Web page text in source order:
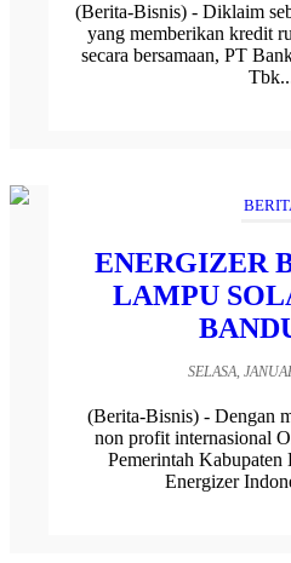
(Berita-Bisnis) - Diklaim
yang memberikan kredit
secara bersamaan, PT
ENERGIZER
LAMPU
SELASA,
(Berita-Bisnis) - Dengan
non profit internasional
Pemerintah
Energizer